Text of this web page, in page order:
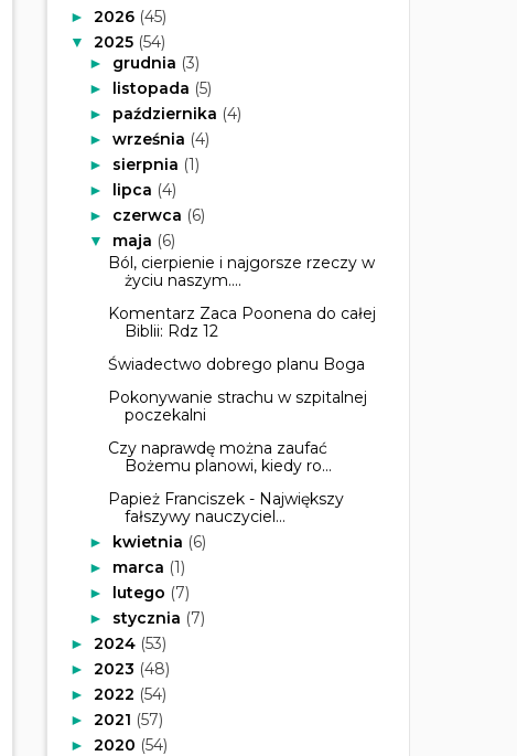
► 2026 (45)
▼ 2025 (54)
► grudnia (3)
► listopada (5)
► października (4)
► września (4)
► sierpnia (1)
► lipca (4)
► czerwca (6)
▼ maja (6)
Ból, cierpienie i najgorsze rzeczy w
życiu naszym....
Komentarz Zaca Poonena do całej
Biblii: Rdz 12
Świadectwo dobrego planu Boga
Pokonywanie strachu w szpitalnej
poczekalni
Czy naprawdę można zaufać
Bożemu planowi, kiedy ro...
Papież Franciszek - Największy
fałszywy nauczyciel...
► kwietnia (6)
► marca (1)
► lutego (7)
► stycznia (7)
► 2024 (53)
► 2023 (48)
► 2022 (54)
► 2021 (57)
► 2020 (54)